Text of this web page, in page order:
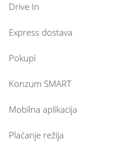
Drive In
Express dostava
Pokupi
Konzum SMART
Mobilna aplikacija
Plaćanje režija